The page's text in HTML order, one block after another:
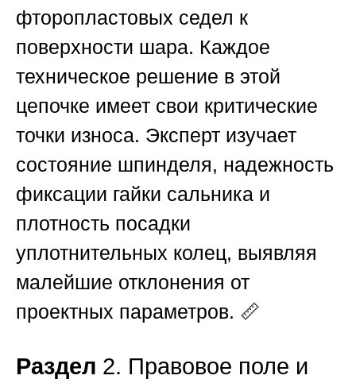
фторопластовых седел к
поверхности шара. Каждое
техническое решение в этой
цепочке имеет свои критические
точки износа. Эксперт изучает
состояние шпинделя, надежность
фиксации гайки сальника и
плотность посадки
уплотнительных колец, выявляя
малейшие отклонения от
проектных параметров. 📏
Раздел 2. Правовое поле и